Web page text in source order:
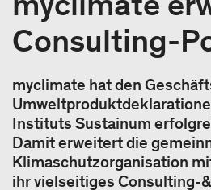
Consulting-
myclimate hat den
Instituts Sustainum
Damit erweitert die
Klimaschutzorganisation
ihr vielseitiges Consulting-